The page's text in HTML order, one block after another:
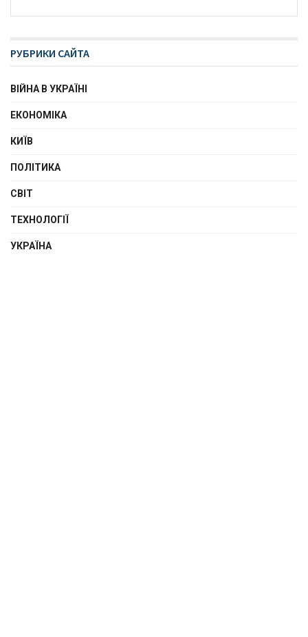
РУБРИКИ САЙТА
ВІЙНА В УКРАЇНІ
ЕКОНОМІКА
КИЇВ
ПОЛІТИКА
СВІТ
ТЕХНОЛОГІЇ
УКРАЇНА